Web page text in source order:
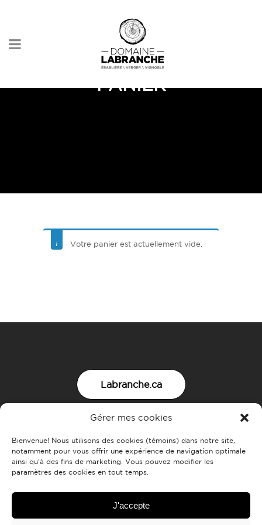
Gérer mes cookies
Bienvenue! Nous utilisons des cookies (témoins) dans notre site,
notamment pour vous offrir une expérience de navigation optimale
ainsi qu’à des fins de marketing. Vous pouvez modifier les
paramètres des cookies en tout temps.
J'accepte
PANIER
Votre panier est actuellement vide.
Labranche.ca